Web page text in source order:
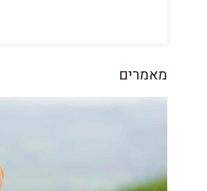
מאמרים